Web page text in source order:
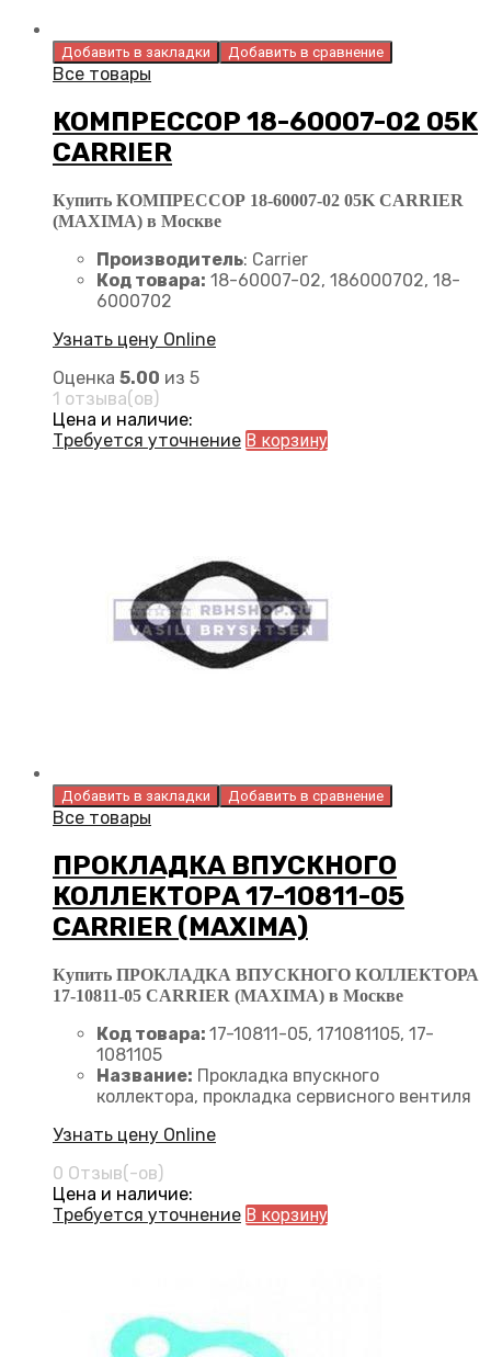
Добавить в закладки Добавить в сравнение
Все товары
КОМПРЕССОР 18-60007-02 05K
CARRIER
Купить КОМПРЕССОР 18-60007-02 05K CARRIER
(MAXIMA) в Москве
Производитель: Carrier
Код товара: 18-60007-02, 186000702, 18-
6000702
Узнать цену Online
Оценка 5.00 из 5
1 отзыва(ов)
Цена и наличие:
Требуется уточнение В корзину
Добавить в закладки Добавить в сравнение
Все товары
ПРОКЛАДКА ВПУСКНОГО
КОЛЛЕКТОРА 17-10811-05
CARRIER (MAXIMA)
Купить ПРОКЛАДКА ВПУСКНОГО КОЛЛЕКТОРА
17-10811-05 CARRIER (MAXIMA) в Москве
Код товара: 17-10811-05, 171081105, 17-
1081105
Название: Прокладка впускного
коллектора, прокладка сервисного вентиля
Узнать цену Online
0 Отзыв(-ов)
Цена и наличие:
Требуется уточнение В корзину